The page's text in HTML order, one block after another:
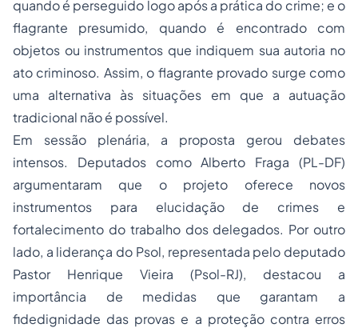
quando é perseguido logo após a prática do crime; e o
flagrante presumido, quando é encontrado com
objetos ou instrumentos que indiquem sua autoria no
ato criminoso. Assim, o flagrante provado surge como
uma alternativa às situações em que a autuação
tradicional não é possível.
Em sessão plenária, a proposta gerou debates
intensos. Deputados como Alberto Fraga (PL-DF)
argumentaram que o projeto oferece novos
instrumentos para elucidação de crimes e
fortalecimento do trabalho dos delegados. Por outro
lado, a liderança do Psol, representada pelo deputado
Pastor Henrique Vieira (Psol-RJ), destacou a
importância de medidas que garantam a
fidedignidade das provas e a proteção contra erros